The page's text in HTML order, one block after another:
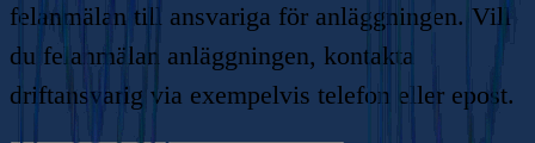
felanmälan till ansvariga för anläggningen. Vill
du felanmälan anläggningen, kontakta
driftansvarig via exempelvis telefon eller epost.